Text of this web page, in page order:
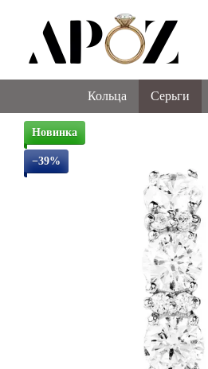
Перейти к основному контенту
Кольца Серьги
Новинка
−39%